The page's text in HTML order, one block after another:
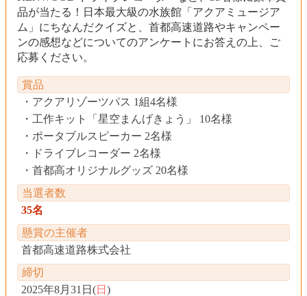
品が当たる！日本最大級の水族館「アクアミュージア
ム」にちなんだクイズと、首都高速道路やキャンペー
ンの感想などについてのアンケートにお答えの上、ご
応募ください。
賞品
アクアリゾーツパス 1組4名様
工作キット「星空まんげきょう」 10名様
ポータブルスピーカー 2名様
ドライブレコーダー 2名様
首都高オリジナルグッズ 20名様
当選者数
35名
懸賞の主催者
首都高速道路株式会社
締切
2025年8月31日(日 )